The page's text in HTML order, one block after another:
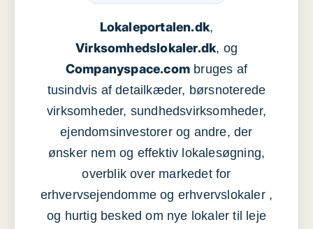
Lokaleportalen.dk,
Virksomhedslokaler.dk, og
Companyspace.com bruges af
tusindvis af detailkæder, børsnoterede
virksomheder, sundhedsvirksomheder,
ejendomsinvestorer og andre, der
ønsker nem og effektiv lokalesøgning,
overblik over markedet for
erhvervsejendomme og erhvervslokaler ,
og hurtig besked om nye lokaler til leje